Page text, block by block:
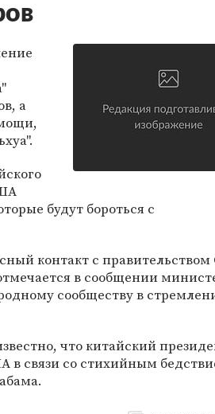
а
будут бороться с
контакт с
в сообщении
сообществу в
что китайский
в связи со стихийным